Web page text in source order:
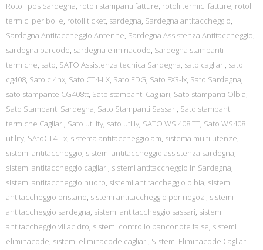
Rotoli pos Sardegna, rotoli stampanti fatture, rotoli termici fatture, rotoli
termici per bolle, rotoli ticket, sardegna, Sardegna antitaccheggio,
Sardegna Antitaccheggio Antenne, Sardegna Assistenza Antitaccheggio,
sardegna barcode, sardegna eliminacode, Sardegna stampanti
termiche, sato, SATO Assistenza tecnica Sardegna, sato cagliari, sato
cg408, Sato cl4nx, Sato CT4-LX, Sato EDG, Sato FX3-lx, Sato Sardegna,
sato stampante CG408tt, Sato stampanti Cagliari, Sato stampanti Olbia,
Sato Stampanti Sardegna, Sato Stampanti Sassari, Sato stampanti
termiche Cagliari, Sato utility, sato utiliy, SATO WS 408 TT, Sato WS408
utility, SAtoCT4-Lx, sistema antitaccheggio am, sistema multi utenze,
sistemi antitaccheggio, sistemi antitaccheggio assistenza sardegna,
sistemi antitaccheggio cagliari, sistemi antitaccheggio in Sardegna,
sistemi antitaccheggio nuoro, sistemi antitaccheggio olbia, sistemi
antitaccheggio oristano, sistemi antitaccheggio per negozi, sistemi
antitaccheggio sardegna, sistemi antitaccheggio sassari, sistemi
antitaccheggio villacidro, sistemi controllo banconote false, sistemi
eliminacode, sistemi eliminacode cagliari, Sistemi Eliminacode Cagliari